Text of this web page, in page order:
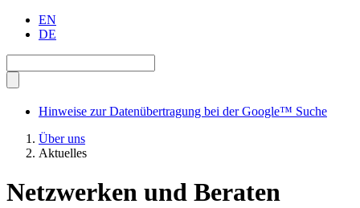
EN
DE
Hinweise zur Datenübertragung bei der Google™ Suche
Über uns
Aktuelles
Netzwerken und Beraten